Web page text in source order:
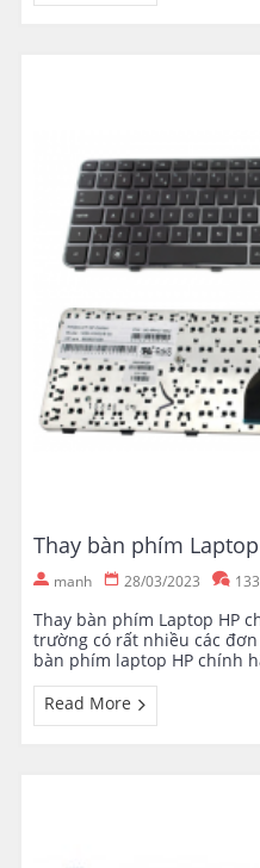
Thay bàn phím
manh 28/03/2023 133
Thay bàn phím Laptop HP
trường có rất nhiều các
bàn phím laptop HP chính
Read More